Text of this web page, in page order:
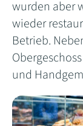
wurden aber
wieder
Betrieb.
und